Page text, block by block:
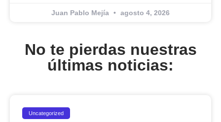
Juan Pablo Mejía agosto 4, 2026
No te pierdas nuestras
últimas noticias:
Uncategorized